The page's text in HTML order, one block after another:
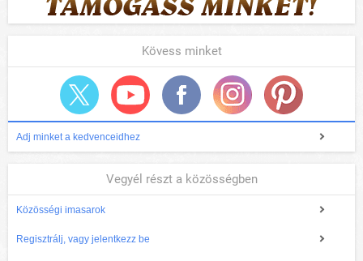
Kövess minket
Adj minket a kedvenceidhez
Vegyél részt a közösségben
Közösségi imasarok
Regisztrálj, vagy jelentkezz be